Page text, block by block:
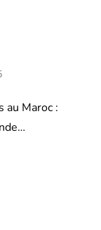
au Maroc :